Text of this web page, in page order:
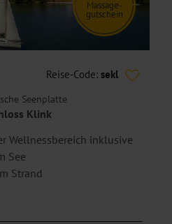
Massage-
gutschein
Reise-Code: sekl
Seenplatte
Klink
Wellnessbereich inklusive
See
Strand